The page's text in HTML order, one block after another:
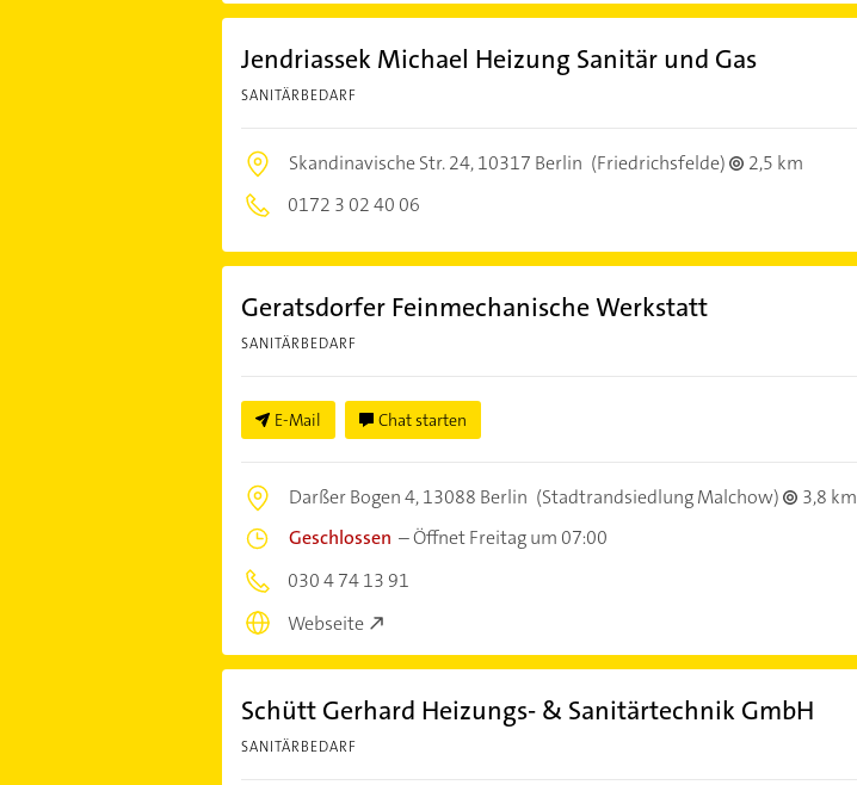
Jendriassek Michael Heizung Sanitär und Gas
SANITÄRBEDARF
Skandinavische Str. 24,10317 Berlin (Friedrichsfelde)
2,5 km
0172 3 02 40 06
Geratsdorfer Feinmechanische Werkstatt
SANITÄRBEDARF
E-Mail Chat starten
Darßer Bogen 4,13088 Berlin (Stadtrandsiedlung Malchow)
3,8 km
Geschlossen –Öffnet Freitag um 07:00
030 4 74 13 91
Webseite
Schütt Gerhard Heizungs- & Sanitärtechnik GmbH
SANITÄRBEDARF